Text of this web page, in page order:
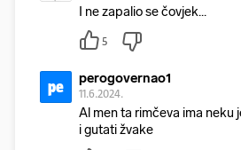
I ne zapalio se čovjek...
5
pe perogovernao1
11.6.2024.
Al men ta rimčeva ima neku
i gutati žvake